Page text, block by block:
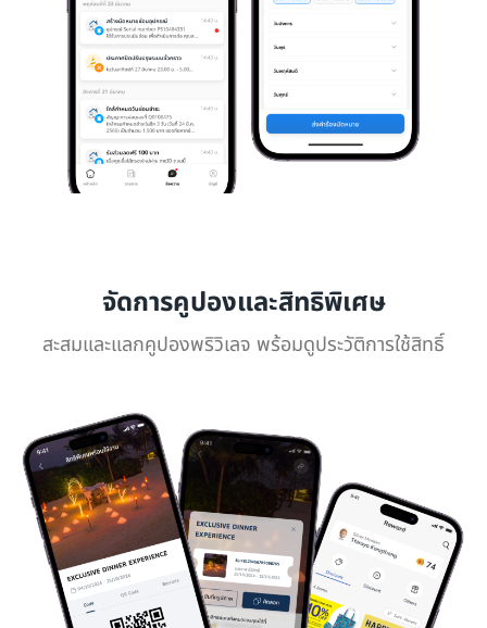
จัดการคูปองและสิทธิพิเศษ
สะสมและแลกคูปองพริวิเลจ พร้อมดูประวัติการใช้สิทธิ์